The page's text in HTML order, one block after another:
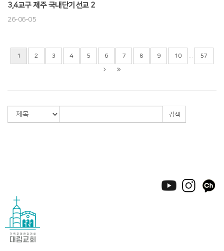
3,4교구 제주 국내단기선교 2
26-06-05
1 2 3 4 5 6 7 8 9 10 57
검색